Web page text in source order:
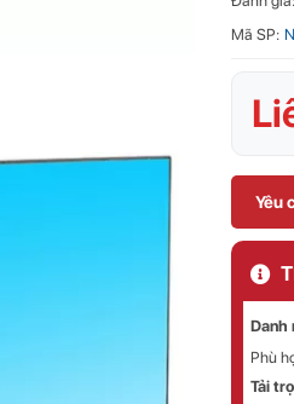
Mã SP:
Yêu
Danh
Phù
Tải